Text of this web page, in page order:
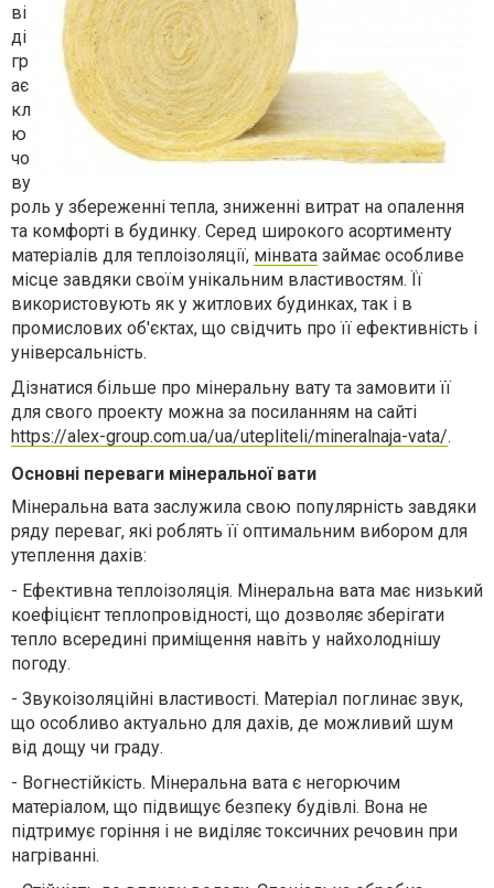
ві
ді
гр
ає
кл
ю
чо
ву
роль у збереженні тепла, зниженні витрат на опалення
та комфорті в будинку. Серед широкого асортименту
матеріалів для теплоізоляції, мінвата займає особливе
місце завдяки своїм унікальним властивостям. Її
використовують як у житлових будинках, так і в
промислових об'єктах, що свідчить про її ефективність і
універсальність.
Дізнатися більше про мінеральну вату та замовити її
для свого проекту можна за посиланням на сайті
https://alex-group.com.ua/ua/utepliteli/mineralnaja-vata/.
Основні переваги мінеральної вати
Мінеральна вата заслужила свою популярність завдяки
ряду переваг, які роблять її оптимальним вибором для
утеплення дахів:
- Ефективна теплоізоляція. Мінеральна вата має низький
коефіцієнт теплопровідності, що дозволяє зберігати
тепло всередині приміщення навіть у найхолоднішу
погоду.
- Звукоізоляційні властивості. Матеріал поглинає звук,
що особливо актуально для дахів, де можливий шум
від дощу чи граду.
- Вогнестійкість. Мінеральна вата є негорючим
матеріалом, що підвищує безпеку будівлі. Вона не
підтримує горіння і не виділяє токсичних речовин при
нагріванні.